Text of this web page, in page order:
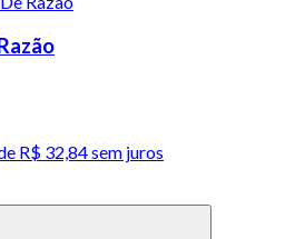
R$ 32,84 sem juros